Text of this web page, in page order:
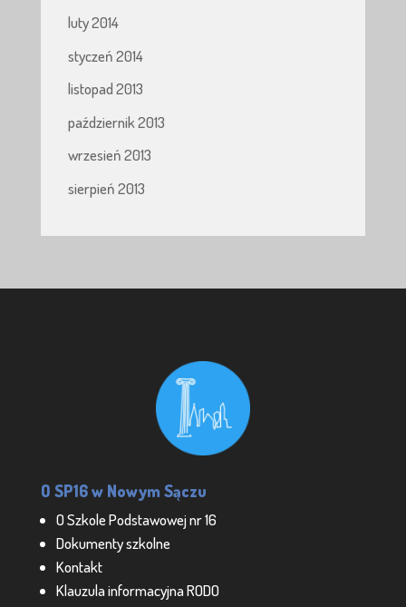
luty 2014
styczeń 2014
listopad 2013
październik 2013
wrzesień 2013
sierpień 2013
O SP16 w Nowym Sączu
O Szkole Podstawowej nr 16
Dokumenty szkolne
Kontakt
Klauzula informacyjna RODO